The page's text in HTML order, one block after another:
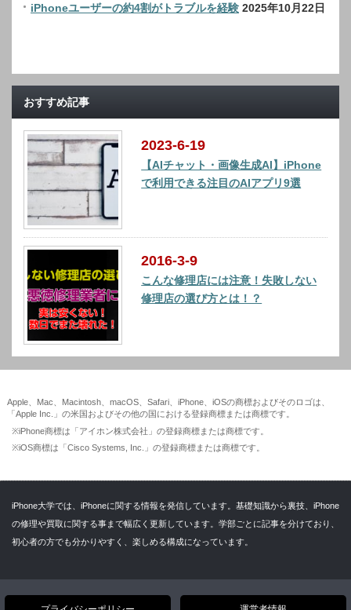
iPhoneユーザーの約4割がトラブルを経験 2025年10月22日
おすすめ記事
2023-6-19
【AIチャット・画像生成AI】iPhone
で利用できる注目のAIアプリ9選
2016-3-9
こんな修理店には注意！失敗しない
修理店の選び方とは！？
Apple、Mac、Macintosh、macOS、Safari、iPhone、iOSの商標およびそのロゴは、
「Apple Inc.」の米国およびその他の国における登録商標または商標です。
※iPhone商標は「アイホン株式会社」の登録商標または商標です。
※iOS商標は「Cisco Systems, Inc.」の登録商標または商標です。
iPhone大学では、iPhoneに関する情報を発信しています。基礎知識から裏技、iPhone
の修理や買取に関する事まで幅広く更新しています。学部ごとに記事を分けており、
初心者の方でも分かりやすく、楽しめる構成になっています。